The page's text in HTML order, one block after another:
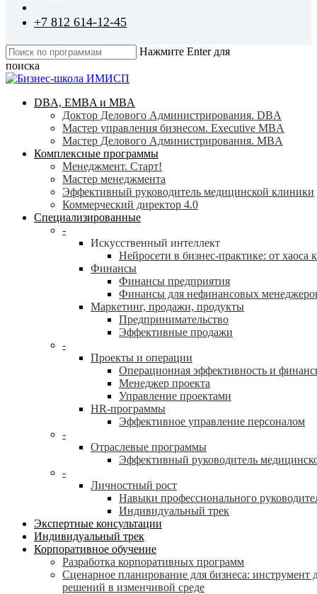
+7 812 614-12-45
Нажмите Enter для
поиска
Close
search
Menu
DBA, EMBA и MBA
Доктор Делового Администрирования. DBA
Мастер управления бизнесом. Executive MBA
Мастер Делового Администрирования. MBA
Комплексные программы
Менеджмент. Старт!
Мастер менеджмента
Эффективный руководитель медицинской клиники
Коммерческий директор 4.0
Специализированные
-
Искусственный интеллект
Нейросети в бизнес-практике: от хаоса
Финансы
Финансы предприятия
Финансы для нефинансовых
Маркетинг, продажи, продукты
Предпринимательство
Эффективные продажи
-
Проекты и операции
Операционная эффективность и
Менеджер проекта
Управление проектами
HR-программы
Эффективное управление персоналом
-
Отраслевые программы
Эффективный руководитель
-
Личностный рост
Навыки профессионального
Индивидуальный трек
Экспертные консультации
Индивидуальный трек
Корпоративное обучение
Разработка корпоративных программ
Сценарное планирование для бизнеса: инструмент
решений в изменчивой среде